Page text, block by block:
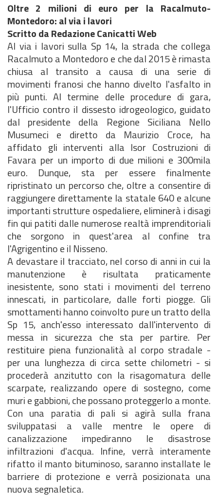
Oltre 2 milioni di euro per la Racalmuto-
Montedoro: al via i lavori
Scritto da Redazione Canicatti Web
Al via i lavori sulla Sp 14, la strada che collega
Racalmuto a Montedoro e che dal 2015 è rimasta
chiusa al transito a causa di una serie di
movimenti franosi che hanno divelto l'asfalto in
più punti. Al termine delle procedure di gara,
l'Ufficio contro il dissesto idrogeologico, guidato
dal presidente della Regione Siciliana Nello
Musumeci e diretto da Maurizio Croce, ha
affidato gli interventi alla Isor Costruzioni di
Favara per un importo di due milioni e 300mila
euro. Dunque, sta per essere finalmente
ripristinato un percorso che, oltre a consentire di
raggiungere direttamente la statale 640 e alcune
importanti strutture ospedaliere, eliminerà i disagi
fin qui patiti dalle numerose realtà imprenditoriali
che sorgono in quest'area al confine tra
l'Agrigentino e il Nisseno.
A devastare il tracciato, nel corso di anni in cui la
manutenzione è risultata praticamente
inesistente, sono stati i movimenti del terreno
innescati, in particolare, dalle forti piogge. Gli
smottamenti hanno coinvolto pure un tratto della
Sp 15, anch'esso interessato dall'intervento di
messa in sicurezza che sta per partire. Per
restituire piena funzionalità al corpo stradale -
per una lunghezza di circa sette chilometri - si
procederà anzitutto con la risagomatura delle
scarpate, realizzando opere di sostegno, come
muri e gabbioni, che possano proteggerlo a monte.
Con una paratia di pali si agirà sulla frana
sviluppatasi a valle mentre le opere di
canalizzazione impediranno le disastrose
infiltrazioni d'acqua. Infine, verrà interamente
rifatto il manto bituminoso, saranno installate le
barriere di protezione e verrà posizionata una
nuova segnaletica.